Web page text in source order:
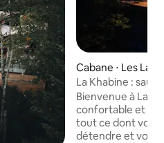
Cabane ⋅ Les
egional County
La Khabine :
Tremblant
Bienvenue à La Khabine
confortable et
tout ce dont vous
détendre et vous